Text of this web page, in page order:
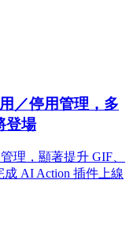
／停用管理，多
登場
理，顯著提升 GIF、
AI Action 插件上線